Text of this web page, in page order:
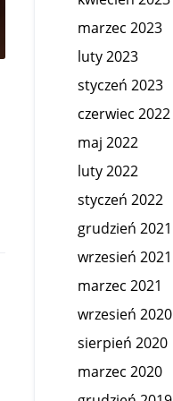
marzec 2023
luty 2023
styczeń 2023
czerwiec 2022
maj 2022
luty 2022
styczeń 2022
grudzień 2021
wrzesień 2021
marzec 2021
wrzesień 2020
sierpień 2020
marzec 2020